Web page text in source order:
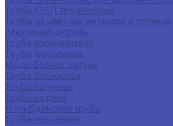
Трубы ПНД технические
Трубы из цветных металлов и сплавов
Алюминий, дюраль
Труба алюминиевая
Труба дюралевая
Медь, бронза, латунь
Труба бронзовая
Труба латунная
Труба медная
Молибденовая труба
Труба магниевая